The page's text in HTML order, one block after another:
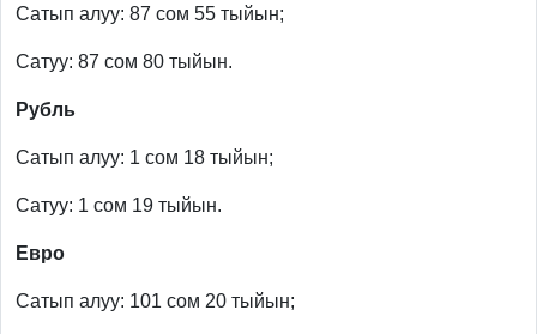
Сатып алуу: 87 сом 55 тыйын;
Сатуу: 87 сом 80 тыйын.
Рубль
Сатып алуу: 1 сом 18 тыйын;
Сатуу: 1 сом 19 тыйын.
Евро
Сатып алуу: 101 сом 20 тыйын;